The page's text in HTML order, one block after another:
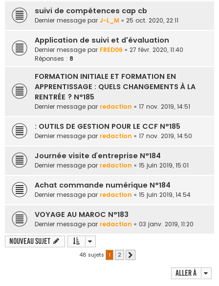
suivi de compétences cap cb
Dernier message par J-L_M « 25 oct. 2020, 22:11
Application de suivi et d'évaluation
Dernier message par FRED06 « 27 févr. 2020, 11:40
Réponses : 8
FORMATION INITIALE ET FORMATION EN
APPRENTISSAGE : QUELS CHANGEMENTS À LA
RENTRÉE ? N°185
Dernier message par redaction « 17 nov. 2019, 14:51
: OUTILS DE GESTION POUR LE CCF N°185
Dernier message par redaction « 17 nov. 2019, 14:50
Journée visite d’entreprise N°184
Dernier message par redaction « 15 juin 2019, 15:01
Achat commande numérique N°184
Dernier message par redaction « 15 juin 2019, 14:54
VOYAGE AU MAROC N°183
Dernier message par redaction « 03 janv. 2019, 11:20
Nouveau sujet
48 sujets 1 2
Aller à